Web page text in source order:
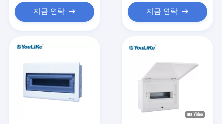
지금 연락 지금 연락